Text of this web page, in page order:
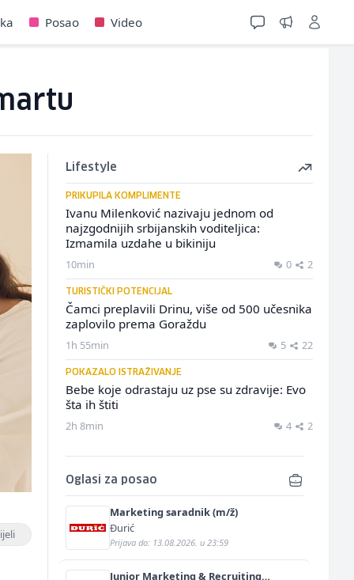
Posao Video
Lifestyle
PRIKUPILA KOMPLIMENTE
Ivanu Milenković nazivaju jednom od
najzgodnijih srbijanskih voditeljica:
Izmamila uzdahe u bikiniju
10min 0 2
TURISTIČKI POTENCIJAL
Čamci preplavili Drinu, više od 500 učesnika
zaplovilo prema Goraždu
1h 55min 5 22
POKAZALO ISTRAŽIVANJE
Bebe koje odrastaju uz pse su zdravije: Evo
šta ih štiti
2h 8min 4 2
Oglasi za posao
Marketing saradnik (m/ž)
Đurić
Prijava do: 13.08.2026. u 23:59
Junior Marketing & Recruiting